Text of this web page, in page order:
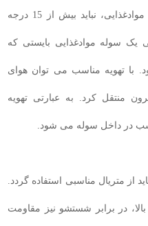
بر اساس تجربه، درجه حرارت سوله موادغذایی، نباید بیش از 15 درجه
یک سوله موادغذایی بایستی که
با تهویه مناسب می توان هوای
منتقل کرد. به عبارتی تهویه
در داخل سوله می شود.
از متریال مناسبی استفاده گردد.
در برابر شستشو نیز مقاومت